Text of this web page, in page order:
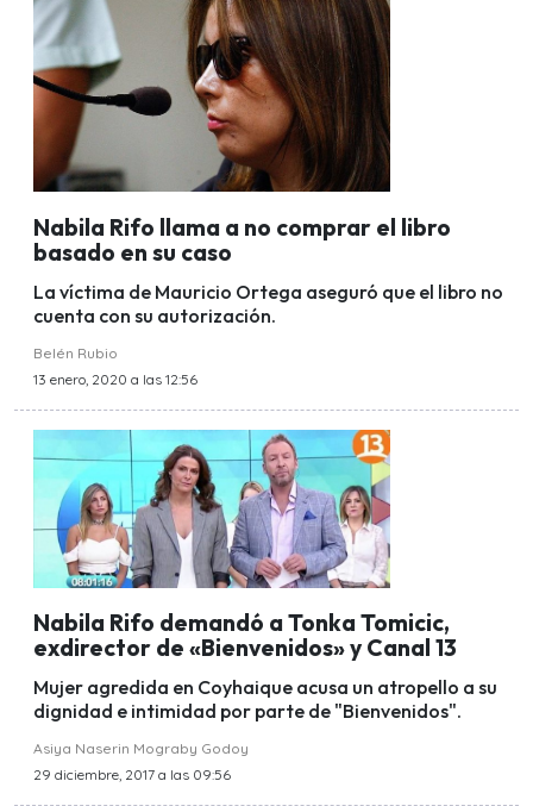
Nabila Rifo llama a no comprar el libro
basado en su caso
La víctima de Mauricio Ortega aseguró que el libro no
cuenta con su autorización.
Belén Rubio
13 enero, 2020 a las 12:56
Nabila Rifo demandó a Tonka Tomicic,
exdirector de «Bienvenidos» y Canal 13
Mujer agredida en Coyhaique acusa un atropello a su
dignidad e intimidad por parte de "Bienvenidos".
Asiya Naserin Mograby Godoy
29 diciembre, 2017 a las 09:56